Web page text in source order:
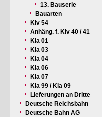
13. Bauserie
Bauarten
Klv 54
Anhäng. f. Klv 40 / 41
Kla 01
Kla 03
Kla 04
Kla 06
Kla 07
Kla 99 / Kla 09
Lieferungen an Dritte
Deutsche Reichsbahn
Deutsche Bahn AG